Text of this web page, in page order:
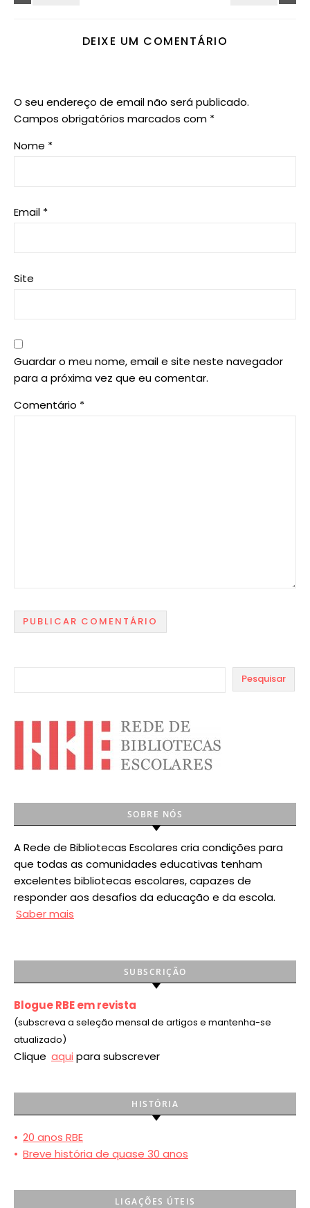
DEIXE UM COMENTÁRIO
O seu endereço de email não será publicado.
Campos obrigatórios marcados com *
Nome *
Email *
Site
Guardar o meu nome, email e site neste navegador
para a próxima vez que eu comentar.
Comentário *
Pesquisar
SOBRE NÓS
A Rede de Bibliotecas Escolares cria condições para
que todas as comunidades educativas tenham
excelentes bibliotecas escolares, capazes de
responder aos desafios da educação e da escola.
Saber mais
SUBSCRIÇÃO
Blogue RBE em revista
(subscreva a seleção mensal de artigos e mantenha-se
atualizado)
Clique aqui para subscrever
HISTÓRIA
• 20 anos RBE
• Breve história de quase 30 anos
LIGAÇÕES ÚTEIS